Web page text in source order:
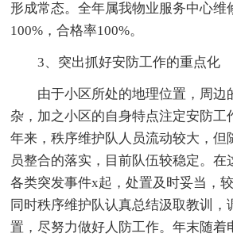
形成常态。全年属我物业服务中心维
100%，合格率100%。
3、突出抓好安防工作的重点化
由于小区所处的地理位置，周边
杂，加之小区的自身特点注定安防工
年来，秩序维护队人员流动较大，但
员整合的落实，目前队伍较稳定。在
各类突发事件x起，处置及时妥当，
同时秩序维护队认真总结汲取教训，
置，尽努力做好人防工作。年末随着